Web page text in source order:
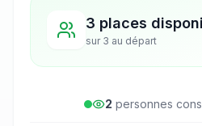
3 places
sur 3 au départ
2 personnes